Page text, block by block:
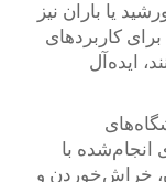
یا باران نیز
برای کاربردهای
ایده‌آل
انجام‌شده با
خراش‌خوردن و